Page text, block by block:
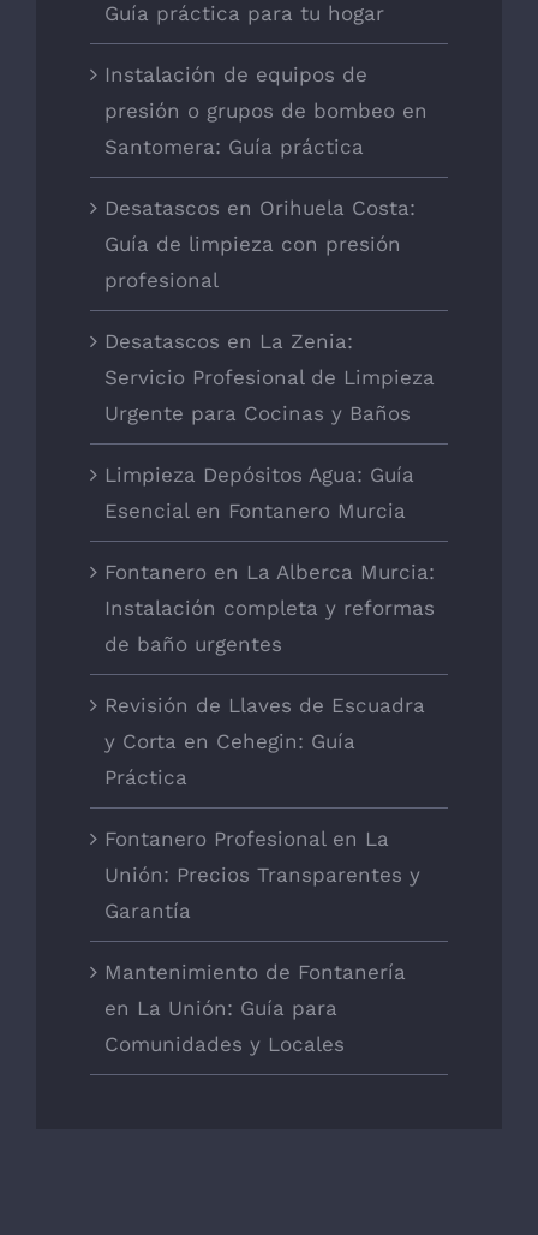
Guía práctica para tu hogar
Instalación de equipos de
presión o grupos de bombeo en
Santomera: Guía práctica
Desatascos en Orihuela Costa:
Guía de limpieza con presión
profesional
Desatascos en La Zenia:
Servicio Profesional de Limpieza
Urgente para Cocinas y Baños
Limpieza Depósitos Agua: Guía
Esencial en Fontanero Murcia
Fontanero en La Alberca Murcia:
Instalación completa y reformas
de baño urgentes
Revisión de Llaves de Escuadra
y Corta en Cehegin: Guía
Práctica
Fontanero Profesional en La
Unión: Precios Transparentes y
Garantía
Mantenimiento de Fontanería
en La Unión: Guía para
Comunidades y Locales